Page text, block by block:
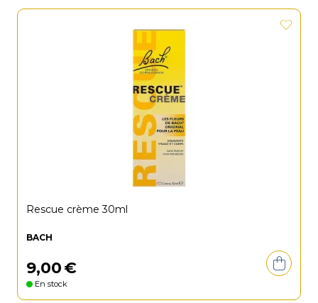
Rescue crème 30ml
BACH
9,00€
En stock